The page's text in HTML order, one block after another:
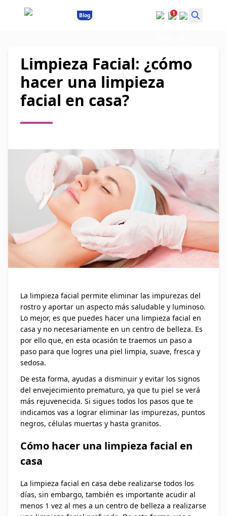
Blog 1
Limpieza Facial: ¿cómo
hacer una limpieza
facial en casa?
La limpieza facial permite eliminar las impurezas del
rostro y aportar un aspecto más saludable y luminoso.
Lo mejor, es que puedes hacer una limpieza facial en
casa y no necesariamente en un centro de belleza. Es
por ello que, en esta ocasión te traemos un paso a
paso para que logres una piel limpia, suave, fresca y
sedosa.
De esta forma, ayudas a disminuir y evitar los signos
del envejecimiento prematuro, ya que tu piel se verá
más rejuvenecida. Si sigues todos los pasos que te
indicamos vas a lograr eliminar las impurezas, puntos
negros, células muertas y hasta granitos.
Cómo hacer una limpieza facial en
casa
La limpieza facial en casa debe realizarse todos los
días, sin embargo, también es importante acudir al
menos 1 vez al mes a un centro de belleza a realizarse